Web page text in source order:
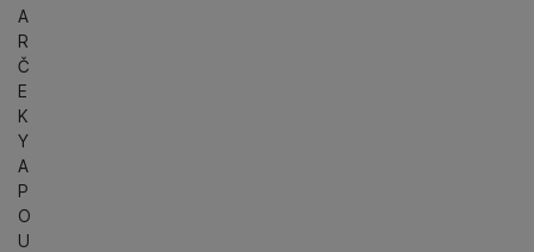
A
R
Č
E
K
Y
A
P
O
U